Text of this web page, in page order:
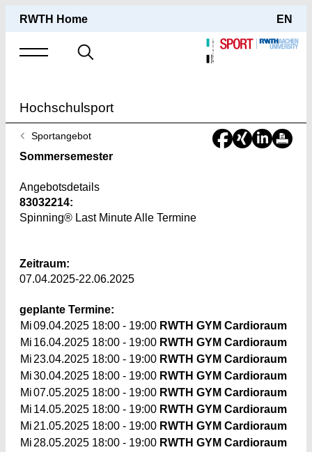
RWTH Home EN
Suche
Hochschulsport
Sie
sind
hier:
Sportangebot
Sommersemester
Angebotsdetails
83032214:
Spinning® Last Minute Alle Termine
Zeitraum:
07.04.2025-22.06.2025
geplante Termine:
Mi09.04.2025 18:00 - 19:00 RWTH GYM Cardioraum
Mi 16.04.2025 18:00 - 19:00 RWTH GYM Cardioraum
Mi 23.04.2025 18:00 - 19:00 RWTH GYM Cardioraum
Mi30.04.2025 18:00 - 19:00 RWTH GYM Cardioraum
Mi07.05.2025 18:00 - 19:00 RWTH GYM Cardioraum
Mi 14.05.2025 18:00 - 19:00 RWTH GYM Cardioraum
Mi 21.05.2025 18:00 - 19:00 RWTH GYM Cardioraum
Mi 28.05.2025 18:00 - 19:00 RWTH GYM Cardioraum